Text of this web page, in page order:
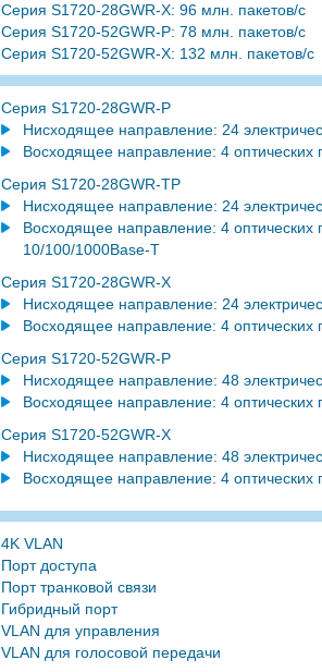
Серия S1720-28GWR-X: 96 млн. пакетов/с
Серия S1720-52GWR-P: 78 млн. пакетов/с
Серия S1720-52GWR-X: 132 млн. пакетов/с
Серия S1720-28GWR-P
Нисходящее направление: 24
Восходящее направление: 4 оптических
Серия S1720-28GWR-TP
Нисходящее направление: 24
Восходящее направление: 4
10/100/1000Base-T
Серия S1720-28GWR-X
Нисходящее направление: 24
Восходящее направление: 4 оптических
Серия S1720-52GWR-P
Нисходящее направление: 48
Восходящее направление: 4 оптических
Серия S1720-52GWR-X
Нисходящее направление: 48
Восходящее направление: 4 оптических
4K VLAN
Порт доступа
Порт транковой связи
Гибридный порт
VLAN для управления
VLAN для голосовой передачи